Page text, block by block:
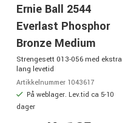
Ernie Ball 2544
Everlast Phosphor
Bronze Medium
Strengesett 013-056 med ekstra
lang levetid
Artikkelnummer 1043617
På weblager. Lev.tid ca 5-10
dager